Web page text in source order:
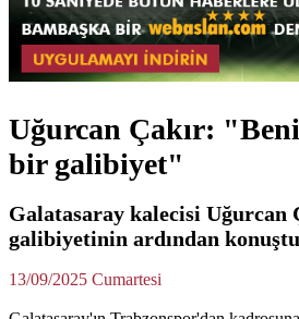
Uğurcan Çakır:
bir galibiyet"
Galatasaray kalecisi Uğurcan
galibiyetinin ardından
13/09/2025 Cumartesi